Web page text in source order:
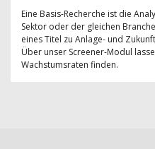
Eine Basis-Recherche ist die
Sektor oder der gleichen
eines Titel zu Anlage- und
Über unser Screener-Modul
Wachstumsraten finden.